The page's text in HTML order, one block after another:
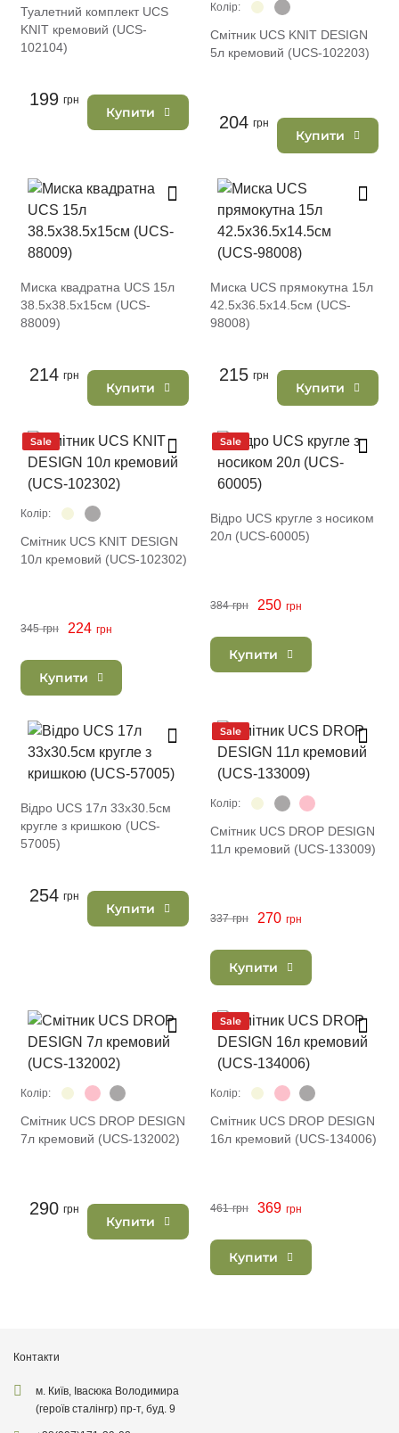
Туалетний комплект UCS
KNIT кремовий (UCS-
102104)
199 грн
Купити
Колір:
Смітник UCS KNIT DESIGN
5л кремовий (UCS-102203)
204 грн
Купити
Миска квадратна UCS 15л
38.5х38.5х15см (UCS-
88009)
214 грн
Купити
Миска UCS прямокутна 15л
42.5х36.5х14.5см (UCS-
98008)
215 грн
Купити
Sale
Колір:
Смітник UCS KNIT DESIGN
10л кремовий (UCS-102302)
345 грн 224 грн
Купити
Sale
Відро UCS кругле з носиком
20л (UCS-60005)
384 грн 250 грн
Купити
Відро UCS 17л 33х30.5см
кругле з кришкою (UCS-
57005)
254 грн
Купити
Sale
Колір:
Смітник UCS DROP DESIGN
11л кремовий (UCS-133009)
337 грн 270 грн
Купити
Колір:
Смітник UCS DROP DESIGN
7л кремовий (UCS-132002)
290 грн
Купити
Sale
Колір:
Смітник UCS DROP DESIGN
16л кремовий (UCS-134006)
461 грн 369 грн
Купити
Контакти
м. Київ, Івасюка Володимира
(героїв сталінгр) пр-т, буд. 9